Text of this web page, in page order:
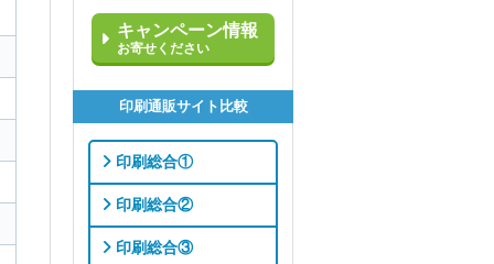
キャンペーン情報
お寄せください
印刷通販サイト比較
印刷総合①
印刷総合②
印刷総合③